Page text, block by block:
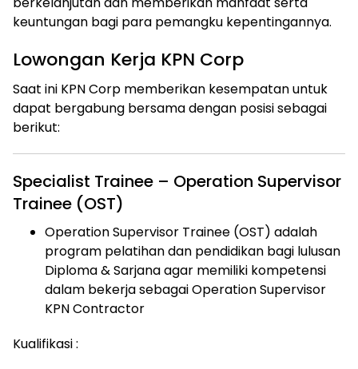
keuntungan bagi para pemangku kepentingannya.
Lowongan Kerja KPN Corp
Saat ini KPN Corp memberikan kesempatan untuk
dapat bergabung bersama dengan posisi sebagai
berikut:
Specialist Trainee – Operation Supervisor
Trainee (OST)
Operation Supervisor Trainee (OST) adalah
program pelatihan dan pendidikan bagi lulusan
Diploma & Sarjana agar memiliki kompetensi
dalam bekerja sebagai Operation Supervisor
KPN Contractor
Kualifikasi :